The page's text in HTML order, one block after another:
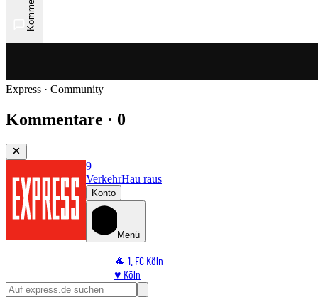
Express · Community
Kommentare · 0
9
VerkehrHau raus
Konto
Menü
🐐 1. FC Köln
♥️ Köln
⭐ Promi